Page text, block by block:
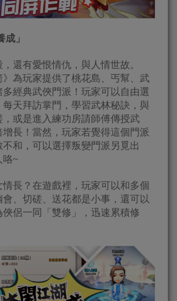
成」
還有愛恨情仇，與人情世故。
》為玩家提供了桃花島、丐幫、武
經典武俠門派！玩家可以自由選
天拜訪掌門，學習武林秘訣，與
或是進入練功房請師傅傳授武
長！當然，玩家若覺得這個門派
和，可以選擇叛變門派另覓出
咯~
情長？在遊戲裡，玩家可以和多個
會、切磋、送花都是小事，還可以
侶一同「雙修」，迅速累積修